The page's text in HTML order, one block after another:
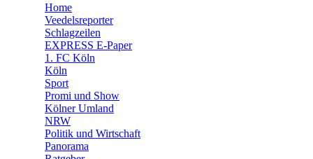
🛒 Shoppingwelt
Home
Veedelsreporter
Schlagzeilen
EXPRESS E-Paper
1. FC Köln
Köln
Sport
Promi und Show
Kölner Umland
NRW
Politik und Wirtschaft
Panorama